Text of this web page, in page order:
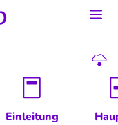
Einleitung